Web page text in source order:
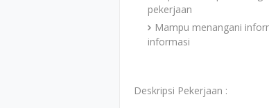
pekerjaan
Mampu menangani
informasi
Deskripsi Pekerjaan :